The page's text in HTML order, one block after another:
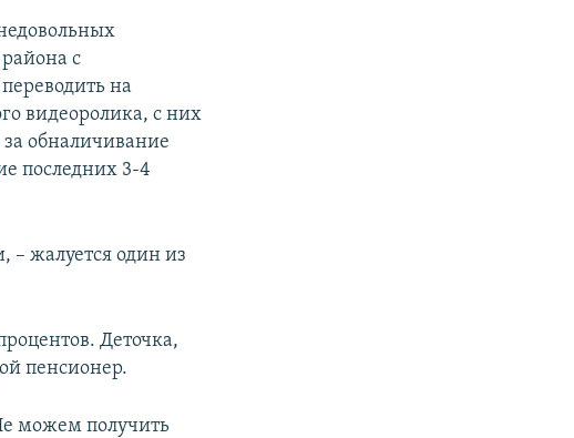
с
на
видеоролика, с них
обналичивание
последних 3-4
– жалуется один из
Деточка,
пенсионер.
можем получить